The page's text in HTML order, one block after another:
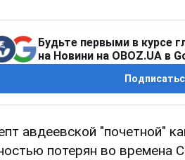
Будьте первыми в курсе
на Новини на OBOZ.UA в
авдеевской "почетной"
потерян во времена